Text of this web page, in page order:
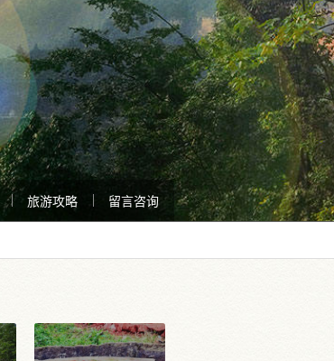
旅游攻略 留言咨询